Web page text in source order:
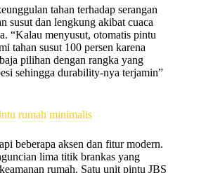
tahan terhadap serangan
susut dan lengkung akibat cuaca
“Kalau menyusut, otomatis pintu
tahan susut 100 persen karena
pilihan dengan rangka yang
sehingga durability-nya terjamin”
beberapa aksen dan fitur modern.
lima titik brankas yang
rumah. Satu unit pintu JBS